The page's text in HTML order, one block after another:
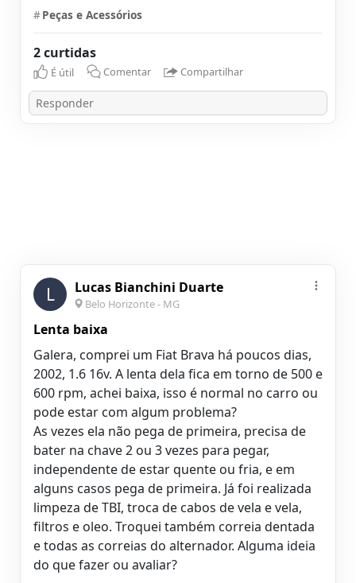
#Peças e Acessórios
2 curtidas
É útil Comentar Compartilhar
L Lucas Bianchini Duarte
Belo Horizonte - MG
Lenta baixa
Galera, comprei um Fiat Brava há poucos dias,
2002, 1.6 16v. A lenta dela fica em torno de 500 e
600 rpm, achei baixa, isso é normal no carro ou
pode estar com algum problema?
As vezes ela não pega de primeira, precisa de
bater na chave 2 ou 3 vezes para pegar,
independente de estar quente ou fria, e em
alguns casos pega de primeira. Já foi realizada
limpeza de TBI, troca de cabos de vela e vela,
filtros e oleo. Troquei também correia dentada
e todas as correias do alternador. Alguma ideia